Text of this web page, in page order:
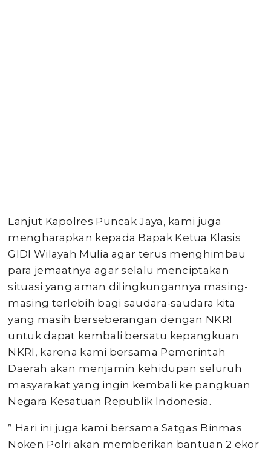
Lanjut Kapolres Puncak Jaya, kami juga
mengharapkan kepada Bapak Ketua Klasis
GIDI Wilayah Mulia agar terus menghimbau
para jemaatnya agar selalu menciptakan
situasi yang aman dilingkungannya masing-
masing terlebih bagi saudara-saudara kita
yang masih berseberangan dengan NKRI
untuk dapat kembali bersatu kepangkuan
NKRI, karena kami bersama Pemerintah
Daerah akan menjamin kehidupan seluruh
masyarakat yang ingin kembali ke pangkuan
Negara Kesatuan Republik Indonesia.
” Hari ini juga kami bersama Satgas Binmas
Noken Polri akan memberikan bantuan 2 ekor